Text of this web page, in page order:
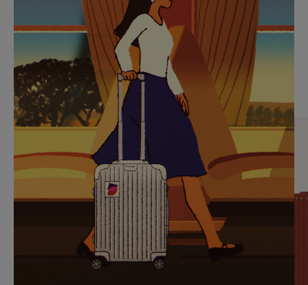
NIET
GEPAUZEERD,
DRUK
OP
OM
TE
PAUZEREN
VAN
DE
VIDEO
IS
UITGESCHAKELD.
DRUK
HIER
OM
HET
DEMPEN
OP
SELECTIE VAN GESCHENKEN
Ontdek de perfecte metgezel
voor elke reis